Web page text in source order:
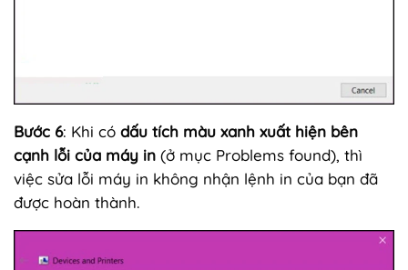
Bước 6: Khi có dấu tích màu xanh xuất hiện bên
cạnh lỗi của máy in (ở mục Problems found), thì
việc sửa lỗi máy in không nhận lệnh in của bạn đã
được hoàn thành.